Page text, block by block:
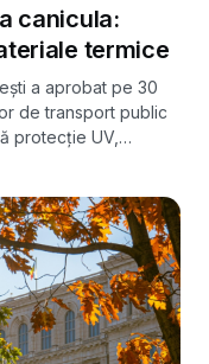
canicula:
termice
a aprobat pe 30
de transport public
protecție UV,